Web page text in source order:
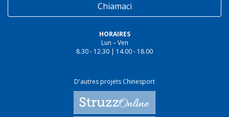
Chiamaci
HORAIRES
Lun – Ven
8.30 - 12.30 | 14.00 - 18.00
D'autres projets Chinesport